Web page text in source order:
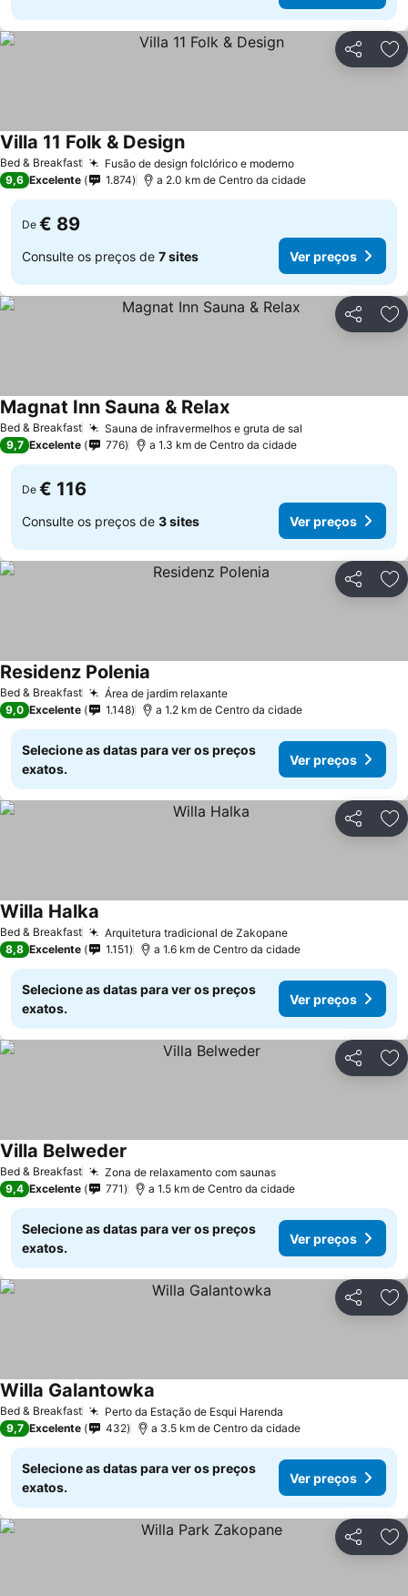
Partilhar
Bed & Breakfast Fusão de design folclórico e modernoVer preços
Villa 11 Folk & DesignVer preços
9,6 Excelente 1.874 a 2.0 km de Centro da cidade
De € 89
Consulte os preços de 7 sites Ver preços
Partilhar
Bed & Breakfast Sauna de infravermelhos e gruta de sal
Magnat Inn Sauna & RelaxVer preços
9,7 Excelente 776 a 1.3 km de Centro da cidade
De € 116
Consulte os preços de 3 sites Ver preços
Partilhar
Bed & Breakfast Área de jardim relaxanteVer preços
Residenz Polenia
9,0 Excelente 1.148 a 1.2 km de Centro da cidade
Selecione as datas para ver os preços
exatos.
Ver preços
Partilhar
Bed & Breakfast Arquitetura tradicional de ZakopaneVer preços
Willa Halka
8,8 Excelente 1.151 a 1.6 km de Centro da cidade
Selecione as datas para ver os preços
exatos.
Ver preços
Partilhar
Bed & Breakfast Zona de relaxamento com saunasVer preços
Villa Belweder
9,4 Excelente 771 a 1.5 km de Centro da cidade
Selecione as datas para ver os preços
exatos.
Ver preços
Partilhar
Bed & Breakfast Perto da Estação de Esqui Harenda
Willa Galantowka
9,7 Excelente 432 a 3.5 km de Centro da cidade
Selecione as datas para ver os preços
exatos.
Ver preços
Partilhar